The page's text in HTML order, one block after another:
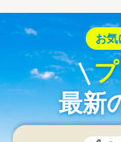
お気
最新